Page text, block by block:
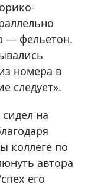
— фельетон.
номера в
следует».
на
коллеге по
автора
его